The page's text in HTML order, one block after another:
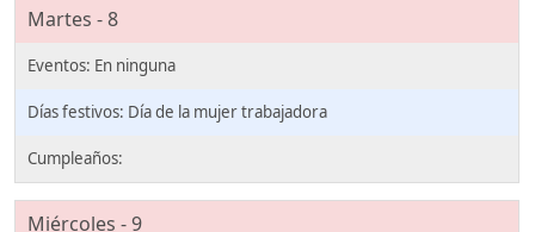
Martes - 8
Día de la mujer trabajadora
Miércoles - 9